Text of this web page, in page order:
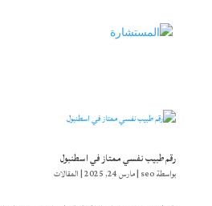
رقم طبيب نفسي ممتاز في اسطنبول
بواسطةseo
|مارس 24, 2025 |المقالات